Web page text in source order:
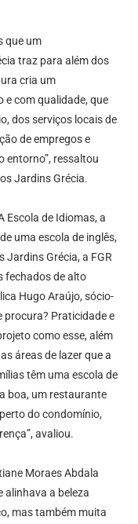
que um
traz para além dos
cria um
com qualidade, que
dos serviços locais de
de empregos e
entorno”, ressaltou
Jardins Grécia.
Escola de Idiomas, a
uma escola de inglês,
Grécia, a FGR
fechados de alto
Hugo Araújo, sócio-
procura? Praticidade e
como esse, além
áreas de lazer que a
têm uma escola de
boa, um restaurante
do condomínio,
avaliou.
Moraes Abdala
alinhava a beleza
mas também muita